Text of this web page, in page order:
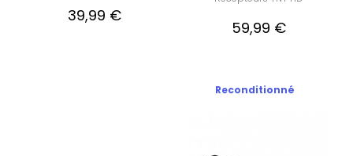
39,99 €
59,99 €
Reconditionné